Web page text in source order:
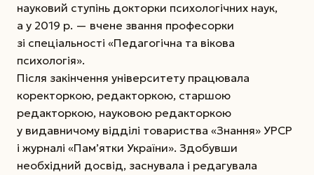
науковий ступінь докторки психологічних наук,
а у 2019 р. — вчене звання професорки
зі спеціальності «Педагогічна та вікова
психологія».
Після закінчення університету працювала
коректоркою, редакторкою, старшою
редакторкою, науковою редакторкою
у видавничому відділі товариства «Знання» УРСР
і журналі «Пам’ятки України». Здобувши
необхідний досвід, заснувала і редагувала